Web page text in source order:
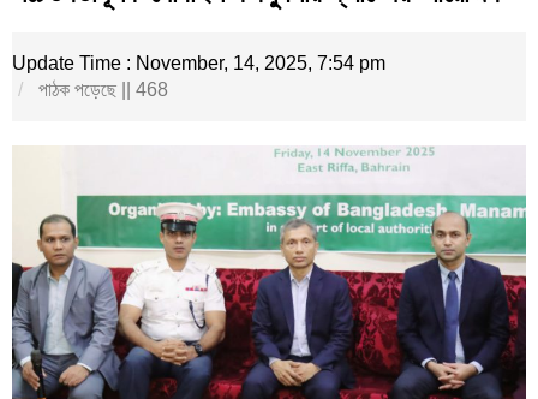
Update Time : November, 14, 2025, 7:54 pm
পাঠক পড়েছে || 468